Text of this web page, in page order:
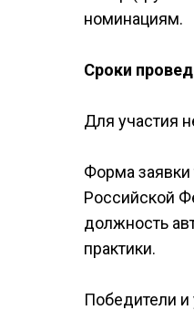
номинациям.
Сроки
Для участия
Форма заявки
Российской
должность
практики.
Победители и